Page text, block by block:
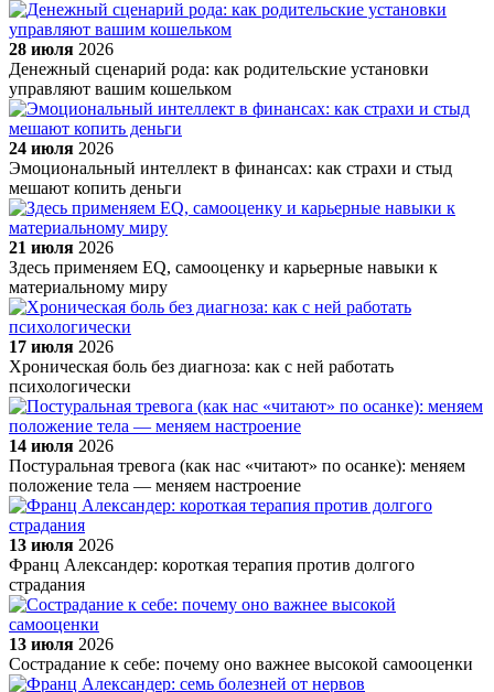
28 июля 2026
Денежный сценарий рода: как родительские установки
управляют вашим кошельком
24 июля 2026
Эмоциональный интеллект в финансах: как страхи и стыд
мешают копить деньги
21 июля 2026
Здесь применяем EQ, самооценку и карьерные навыки к
материальному миру
17 июля 2026
Хроническая боль без диагноза: как с ней работать
психологически
14 июля 2026
Постуральная тревога (как нас «читают» по осанке): меняем
положение тела — меняем настроение
13 июля 2026
Франц Александер: короткая терапия против долгого
страдания
13 июля 2026
Сострадание к себе: почему оно важнее высокой самооценки